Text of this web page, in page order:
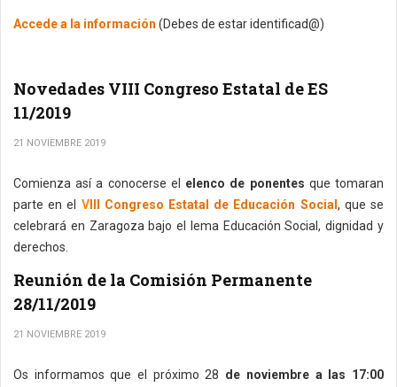
Accede a la información (Debes de estar identificad@)
Novedades VIII Congreso Estatal de ES
11/2019
21 NOVIEMBRE 2019
Comienza así a conocerse el elenco de ponentes que tomaran
parte en el VIII Congreso Estatal de Educación Social , que se
celebrará en Zaragoza bajo el lema Educación Social, dignidad y
derechos.
Reunión de la Comisión Permanente
28/11/2019
21 NOVIEMBRE 2019
Os informamos que el próximo 28 de noviembre a las 17:00